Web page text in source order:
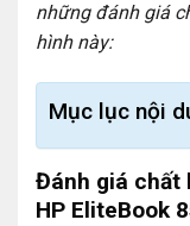
những đánh giá
hình này:
Mục lục nội
Đánh giá chất
HP EliteBook